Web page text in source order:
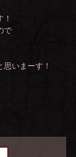
で
いまーす！